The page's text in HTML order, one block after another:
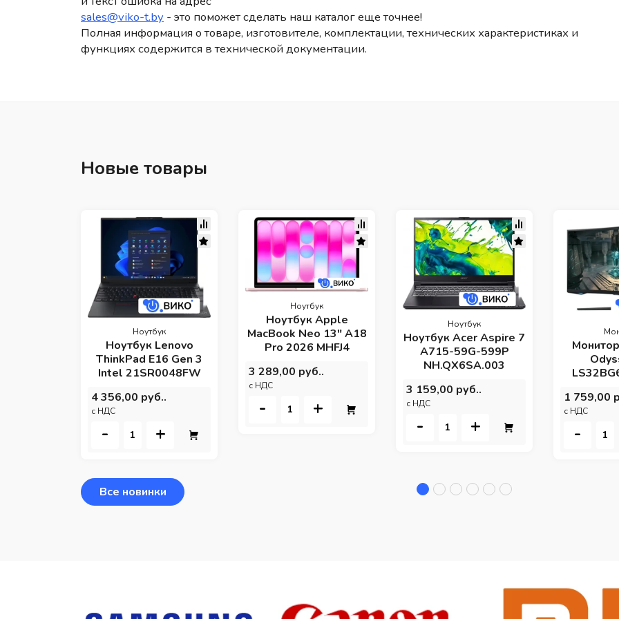
sales@viko-t.by - это поможет сделать наш каталог еще точнее!
Полная информация о товаре, изготовителе, комплектации, технических характеристиках и
функциях содержится в технической документации.
Новые товары
Ноутбук
Ноутбук Lenovo
ThinkPad E16 Gen 3
Intel 21SR0048FW
4 356,00 руб..
c НДС
- +
Ноутбук
Ноутбук Apple
MacBook Neo 13" A18
Pro 2026 MHFJ4
3 289,00 руб..
c НДС
- +
Ноутбук
Ноутбук Acer Aspire 7
A715-59G-599P
NH.QX6SA.003
3 159,00 руб..
c НДС
- +
1 759,00
c НДС
-
Все новинки